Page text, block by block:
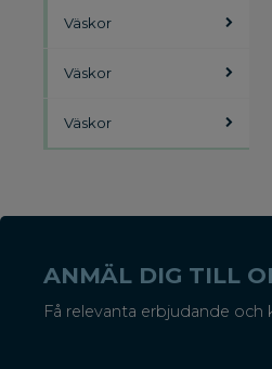
Väskor
Väskor
Väskor
ANMÄL DIG TILL
Få relevanta erbjudande